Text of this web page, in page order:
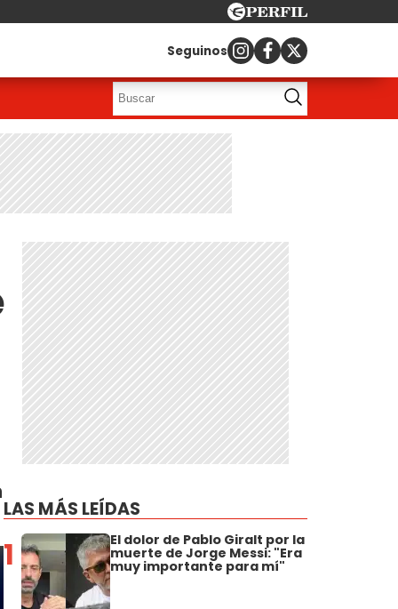
Seguinos
LAS MÁS LEÍDAS
1 El dolor de Pablo Giralt por la
muerte de Jorge Messi: "Era
muy importante para mí"